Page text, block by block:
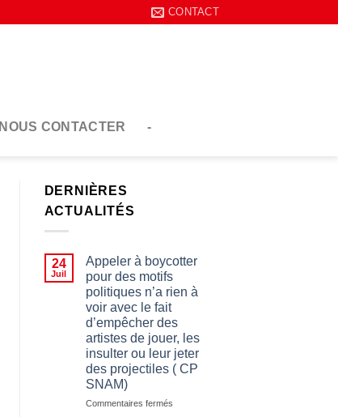
CONTACT
NOUS CONTACTER -
DERNIÈRES
ACTUALITÉS
24
Juil
Appeler à boycotter
pour des motifs
politiques n’a rien à
voir avec le fait
d’empêcher des
artistes de jouer, les
insulter ou leur jeter
des projectiles ( CP
SNAM)
Commentaires ferméssur